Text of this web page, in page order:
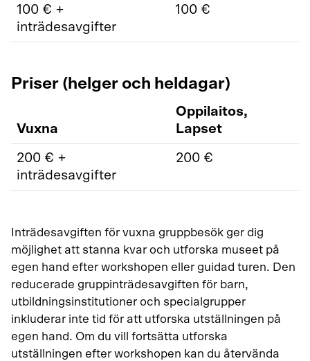
100 € +
inträdesavgifter
100 €
Priser (helger och heldagar)
Vuxna
Oppilaitos,
Lapset
200 € +
inträdesavgifter
200 €
Inträdesavgiften för vuxna gruppbesök ger dig
möjlighet att stanna kvar och utforska museet på
egen hand efter workshopen eller guidad turen. Den
reducerade gruppinträdesavgiften för barn,
utbildningsinstitutioner och specialgrupper
inkluderar inte tid för att utforska utställningen på
egen hand. Om du vill fortsätta utforska
utställningen efter workshopen kan du återvända